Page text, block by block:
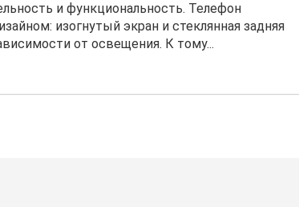
и функциональность. Телефон
изогнутый экран и стеклянная задняя
от освещения. К тому...